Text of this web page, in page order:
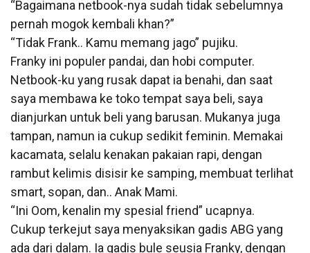
“Bagaimana netbook-nya sudah tidak sebelumnya
pernah mogok kembali khan?”
“Tidak Frank.. Kamu memang jago” pujiku.
Franky ini populer pandai, dan hobi computer.
Netbook-ku yang rusak dapat ia benahi, dan saat
saya membawa ke toko tempat saya beli, saya
dianjurkan untuk beli yang barusan. Mukanya juga
tampan, namun ia cukup sedikit feminin. Memakai
kacamata, selalu kenakan pakaian rapi, dengan
rambut kelimis disisir ke samping, membuat terlihat
smart, sopan, dan.. Anak Mami.
“Ini Oom, kenalin my spesial friend” ucapnya.
Cukup terkejut saya menyaksikan gadis ABG yang
ada dari dalam. Ia gadis bule seusia Franky, dengan